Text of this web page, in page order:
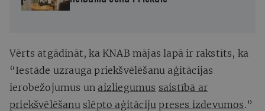
Vērts atgādināt, ka KNAB mājas lapā ir rakstīts, ka
“Iestāde uzrauga priekšvēlēšanu aģitācijas
ierobežojumus un aizliegumus saistībā ar
priekšvēlēšanu slēpto aģitāciju preses izdevumos.”